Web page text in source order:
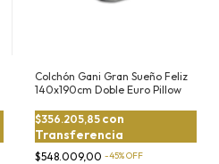
Colchón Gani Gran Sueño Feliz
140x190cm Doble Euro Pillow
$548.009,00 -45%OFF
$356.205,85 con
Transferencia